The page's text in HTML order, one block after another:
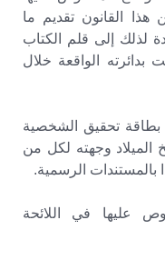
الأولى من المادة (5) من هذا القانون تقديم ما
لذلك إلى قلم الكتاب
الواقعة خلال
تحقيق الشخصية
الميلاد وجهته لكل من
الرسمية.
عليها في اللائحة